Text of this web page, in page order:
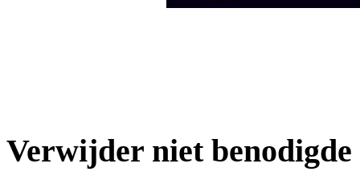
Verwijder niet benodigde